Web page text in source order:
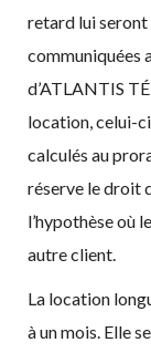
retard lui
communiquées
d’ATLANTIS
location, celui-
calculés au
réserve le droit
l’hypothèse où
autre client.
La location
à un mois. Elle